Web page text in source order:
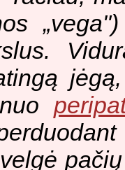
nuo